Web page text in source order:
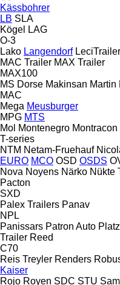
Kässbohrer
LB SLA
Kögel
LAG
O-3
Lako Langendorf LeciTrailer
MAC Trailer MAX Trailer
MAX100
MS Dorse Makinsan Martin
MAC
Mega Meusburger
MPG MTS
Mol Montenegro Montracon
T-series
NTM Netam-Fruehauf
EURO MCO OSD OSDS
Nova Noyens Närko Nükte
Pacton
SXD
Palex Trailers Panav
NPL
Panissars Patron Auto Platz
Trailer Reed
C70
Reis Treyler Renders
Kaiser
Rojo Royen SDC STU